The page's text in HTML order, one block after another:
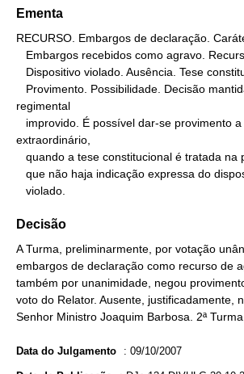
Ementa
RECURSO. Embargos de declaração.
regimental
extraordinário,
   violado.
Decisão
A Turma, preliminarmente, por votação
embargos de declaração como recurso de
também por unanimidade, negou
voto do Relator. Ausente, justificadamente,
Senhor Ministro Joaquim Barbosa. 2ª
Data do Julgamento : 09/10/2007